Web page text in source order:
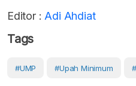
Editor : Adi Ahdiat
Tags
#UMP #Upah Minimum